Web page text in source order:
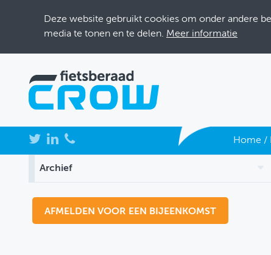
Deze website gebruikt cookies om onder andere
media te tonen en te delen. Meer informatie
NIEUWS
BIJEENKOMSTEN
ADRESSENBOEK
Home /
Archief